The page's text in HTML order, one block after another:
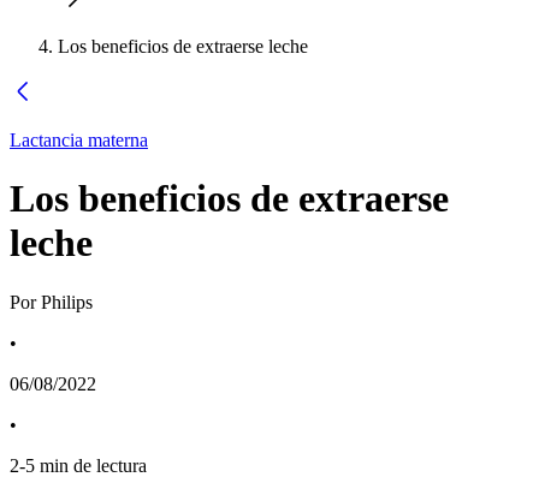
Los beneficios de extraerse leche
Lactancia materna
Los beneficios de extraerse
leche
Por Philips
•
06/08/2022
•
2-5 min de lectura